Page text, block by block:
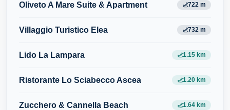
Oliveto A Mare Suite & Apartment 722 m
Villaggio Turistico Elea 732 m
Lido La Lampara 1.15 km
Ristorante Lo Sciabecco Ascea 1.20 km
Zucchero & Cannella Beach 1.64 km